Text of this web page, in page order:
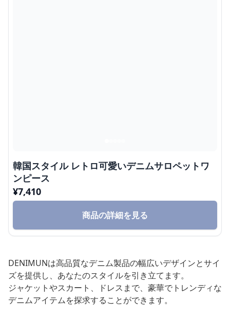
韓国スタイル レトロ可愛いデニムサロペットワ
ンピース
¥7,410
商品の詳細を見る
DENIMUNは高品質なデニム製品の幅広いデザインとサイ
ズを提供し、あなたのスタイルを引き立てます。
ジャケットやスカート、ドレスまで、豪華でトレンディな
デニムアイテムを探求することができます。